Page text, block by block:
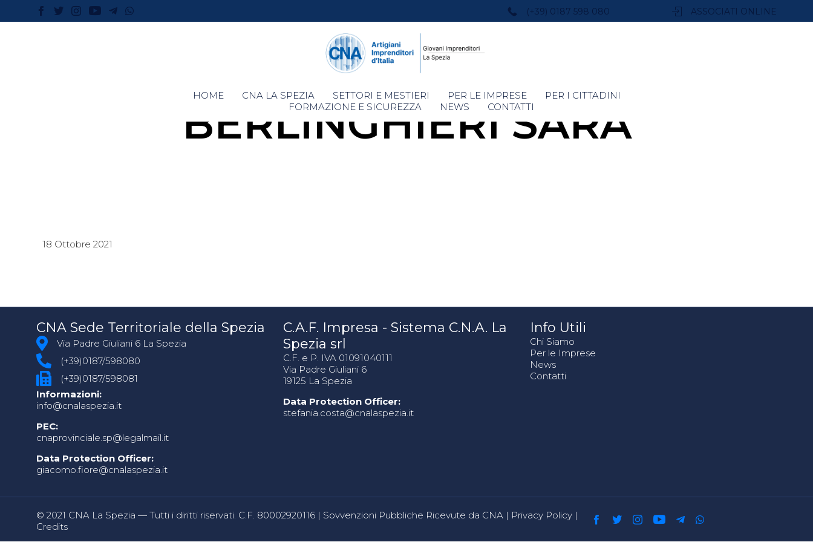
(+39) 0187 598 080 ASSOCIATI ONLINE
Skip
to
HOME CNA LA SPEZIA SETTORI E MESTIERI PER LE IMPRESE
PER I CITTADINI
FORMAZIONE E SICUREZZA
NEWS CONTATTI
BERLINGHIERI SARA
18 Ottobre 2021
CNA Sede Territoriale della Spezia
Via Padre Giuliani 6 La Spezia
(+39)0187/598080
(+39)0187/598081
Informazioni:
info@cnalaspezia.it
PEC:
cnaprovinciale.sp@legalmail.it
Data Protection Officer:
giacomo.fiore@cnalaspezia.it
C.A.F. Impresa - Sistema C.N.A. La
Spezia srl
C.F. e P. IVA 01091040111
Via Padre Giuliani 6
19125 La Spezia
Data Protection Officer:
stefania.costa@cnalaspezia.it
Info Utili
Chi Siamo
Per le Imprese
News
Contatti
© 2021 CNA La Spezia — Tutti i diritti riservati. C.F. 80002920116 | Sovvenzioni Pubbliche Ricevute da CNA | Privacy Policy |
Credits